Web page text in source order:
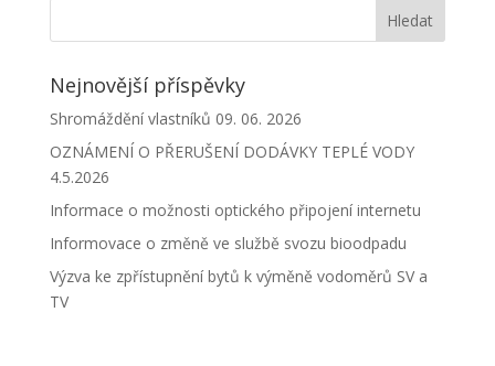
Nejnovější příspěvky
Shromáždění vlastníků 09. 06. 2026
OZNÁMENÍ O PŘERUŠENÍ DODÁVKY TEPLÉ VODY
4.5.2026
Informace o možnosti optického připojení internetu
Informovace o změně ve službě svozu bioodpadu
Výzva ke zpřístupnění bytů k výměně vodoměrů SV a
TV